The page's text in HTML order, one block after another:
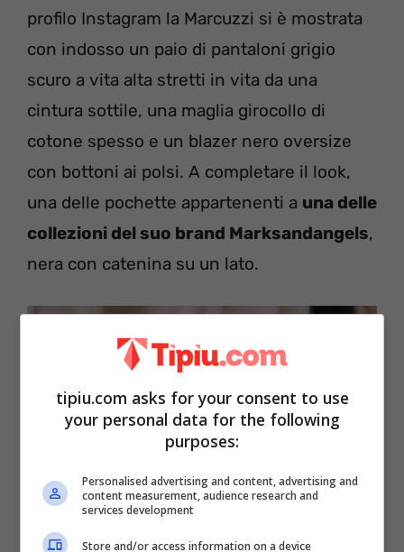
profilo Instagram la Marcuzzi si è mostrata
con indosso un paio di pantaloni grigio
scuro a vita alta stretti in vita da una
cintura sottile, una maglia girocollo di
cotone spesso e un blazer nero oversize
con bottoni ai polsi. A completare il look,
una delle pochette appartenenti a una delle
collezioni del suo brand Marksandangels,
nera con catenina su un lato.
tipiu.com asks for your consent to use
your personal data for the following
purposes:
Personalised advertising and content, advertising and
content measurement, audience research and
services development
Store and/or access information on a device